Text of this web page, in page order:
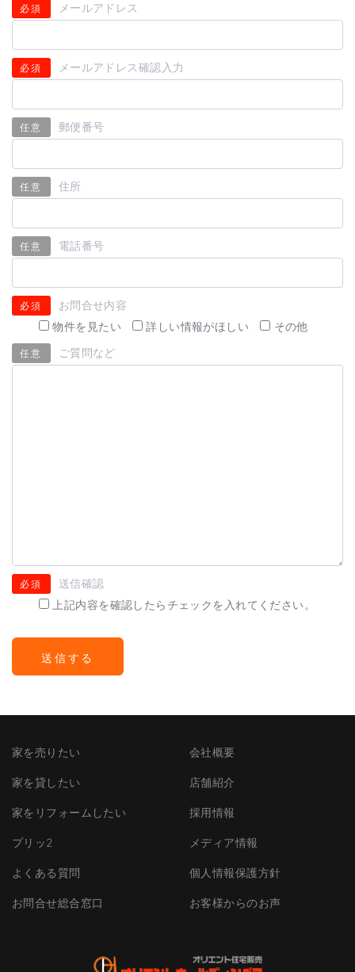
必須 メールアドレス
必須 メールアドレス確認入力
任意 郵便番号
任意 住所
任意 電話番号
必須
お問合せ内容
物件を見たい
詳しい情報がほしい その他
任意 ご質問など
必須
送信確認
上記内容を確認したらチェックを入れてください。
家を売りたい
家を貸したい
家をリフォームしたい
プリッ2
よくある質問
お問合せ総合窓口
会社概要
店舗紹介
採用情報
メディア情報
個人情報保護方針
お客様からのお声